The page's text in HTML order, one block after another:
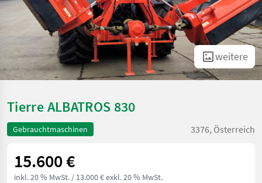
weitere
Tierre ALBATROS 830
Gebrauchtmaschinen 3376, Österreich
15.600 €
inkl. 20 % MwSt. / 13.000 € exkl. 20 % MwSt.